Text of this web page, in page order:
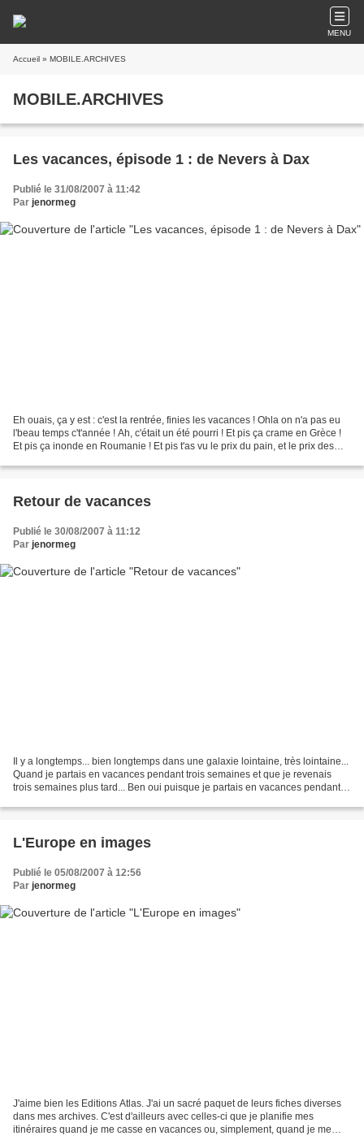
MENU
Accueil » MOBILE.ARCHIVES
MOBILE.ARCHIVES
Les vacances, épisode 1 : de Nevers à Dax
Publié le 31/08/2007 à 11:42
Par jenormeg
Eh ouais, ça y est : c'est la rentrée, finies les vacances ! Ohla on n'a pas eu
l'beau temps c't'année ! Ah, c'était un été pourri ! Et pis ça crame en Grèce !
Et pis ça inonde en Roumanie ! Et pis t'as vu le prix du pain, et le prix des
Retour de vacances
Publié le 30/08/2007 à 11:12
Par jenormeg
Il y a longtemps... bien longtemps dans une galaxie lointaine, très lointaine...
Quand je partais en vacances pendant trois semaines et que je revenais
trois semaines plus tard... Ben oui puisque je partais en vacances pendant
L'Europe en images
Publié le 05/08/2007 à 12:56
Par jenormeg
J'aime bien les Editions Atlas. J'ai un sacré paquet de leurs fiches diverses
dans mes archives. C'est d'ailleurs avec celles-ci que je planifie mes
itinéraires quand je me casse en vacances ou, simplement, quand je me